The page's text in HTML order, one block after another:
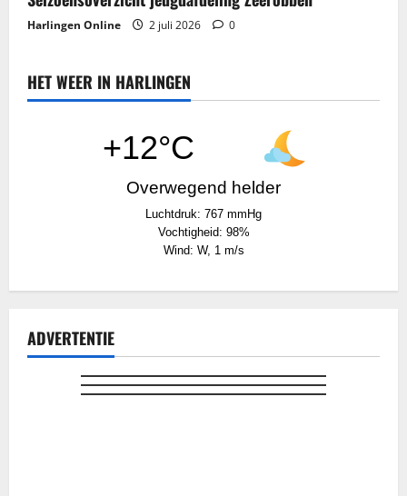
Harlingen Online 2 juli 2026 0
HET WEER IN HARLINGEN
+12°C
Overwegend helder
Luchtdruk: 767 mmHg
Vochtigheid: 98%
Wind: W, 1 m/s
ADVERTENTIE